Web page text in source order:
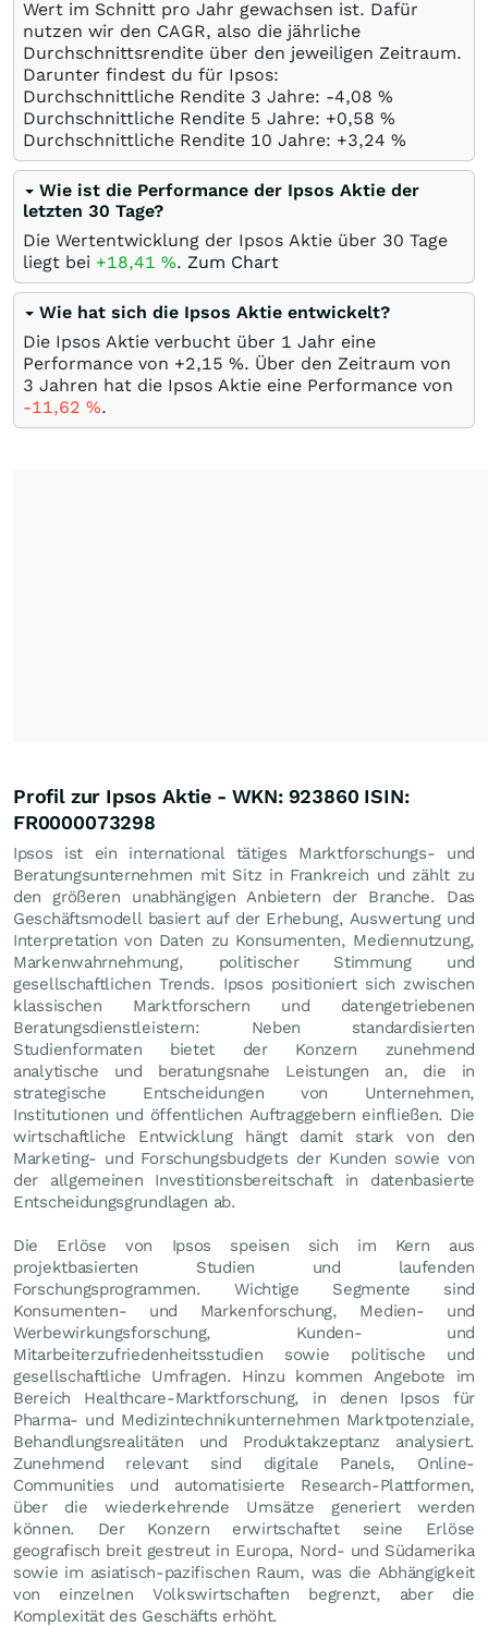
Wert im Schnitt pro Jahr gewachsen ist. Dafür
nutzen wir den CAGR, also die jährliche
Durchschnittsrendite über den jeweiligen Zeitraum.
Darunter findest du für Ipsos:
Durchschnittliche Rendite 3 Jahre: -4,08 %
Durchschnittliche Rendite 5 Jahre: +0,58 %
Durchschnittliche Rendite 10 Jahre: +3,24 %
Wie ist die Performance der Ipsos Aktie der
letzten 30 Tage?
Die Wertentwicklung der Ipsos Aktie über 30 Tage
liegt bei +18,41 %. Zum Chart
Wie hat sich die Ipsos Aktie entwickelt?
Die Ipsos Aktie verbucht über 1 Jahr eine
Performance von +2,15 %. Über den Zeitraum von
3 Jahren hat die Ipsos Aktie eine Performance von
-11,62 %.
Profil zur Ipsos Aktie - WKN: 923860 ISIN:
FR0000073298
Ipsos ist ein international tätiges Marktforschungs- und
Beratungsunternehmen mit Sitz in Frankreich und zählt zu
den größeren unabhängigen Anbietern der Branche. Das
Geschäftsmodell basiert auf der Erhebung, Auswertung und
Interpretation von Daten zu Konsumenten, Mediennutzung,
Markenwahrnehmung, politischer Stimmung und
gesellschaftlichen Trends. Ipsos positioniert sich zwischen
klassischen Marktforschern und datengetriebenen
Beratungsdienstleistern: Neben standardisierten
Studienformaten bietet der Konzern zunehmend
analytische und beratungsnahe Leistungen an, die in
strategische Entscheidungen von Unternehmen,
Institutionen und öffentlichen Auftraggebern einfließen. Die
wirtschaftliche Entwicklung hängt damit stark von den
Marketing- und Forschungsbudgets der Kunden sowie von
der allgemeinen Investitionsbereitschaft in datenbasierte
Entscheidungsgrundlagen ab.
Die Erlöse von Ipsos speisen sich im Kern aus
projektbasierten Studien und laufenden
Forschungsprogrammen. Wichtige Segmente sind
Konsumenten- und Markenforschung, Medien- und
Werbewirkungsforschung, Kunden- und
Mitarbeiterzufriedenheitsstudien sowie politische und
gesellschaftliche Umfragen. Hinzu kommen Angebote im
Bereich Healthcare-Marktforschung, in denen Ipsos für
Pharma- und Medizintechnikunternehmen Marktpotenziale,
Behandlungsrealitäten und Produktakzeptanz analysiert.
Zunehmend relevant sind digitale Panels, Online-
Communities und automatisierte Research-Plattformen,
über die wiederkehrende Umsätze generiert werden
können. Der Konzern erwirtschaftet seine Erlöse
geografisch breit gestreut in Europa, Nord- und Südamerika
sowie im asiatisch-pazifischen Raum, was die Abhängigkeit
von einzelnen Volkswirtschaften begrenzt, aber die
Komplexität des Geschäfts erhöht.